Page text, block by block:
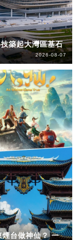
築起大灣區基石
2026-08-07
煙台做神仙？ 一